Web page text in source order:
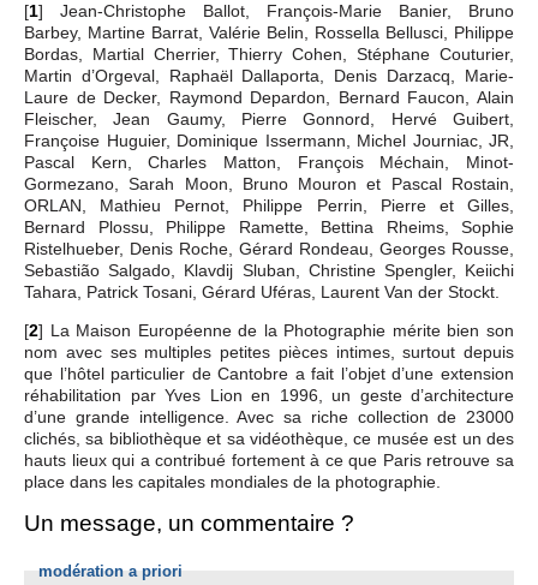
[1] Jean-Christophe Ballot, François-Marie Banier, Bruno
Barbey, Martine Barrat, Valérie Belin, Rossella Bellusci, Philippe
Bordas, Martial Cherrier, Thierry Cohen, Stéphane Couturier,
Martin d’Orgeval, Raphaël Dallaporta, Denis Darzacq, Marie-
Laure de Decker, Raymond Depardon, Bernard Faucon, Alain
Fleischer, Jean Gaumy, Pierre Gonnord, Hervé Guibert,
Françoise Huguier, Dominique Issermann, Michel Journiac, JR,
Pascal Kern, Charles Matton, François Méchain, Minot-
Gormezano, Sarah Moon, Bruno Mouron et Pascal Rostain,
ORLAN, Mathieu Pernot, Philippe Perrin, Pierre et Gilles,
Bernard Plossu, Philippe Ramette, Bettina Rheims, Sophie
Ristelhueber, Denis Roche, Gérard Rondeau, Georges Rousse,
Sebastião Salgado, Klavdij Sluban, Christine Spengler, Keiichi
Tahara, Patrick Tosani, Gérard Uféras, Laurent Van der Stockt.
[2] La Maison Européenne de la Photographie mérite bien son
nom avec ses multiples petites pièces intimes, surtout depuis
que l’hôtel particulier de Cantobre a fait l’objet d’une extension
réhabilitation par Yves Lion en 1996, un geste d’architecture
d’une grande intelligence. Avec sa riche collection de 23000
clichés, sa bibliothèque et sa vidéothèque, ce musée est un des
hauts lieux qui a contribué fortement à ce que Paris retrouve sa
place dans les capitales mondiales de la photographie.
Un message, un commentaire ?
modération a priori